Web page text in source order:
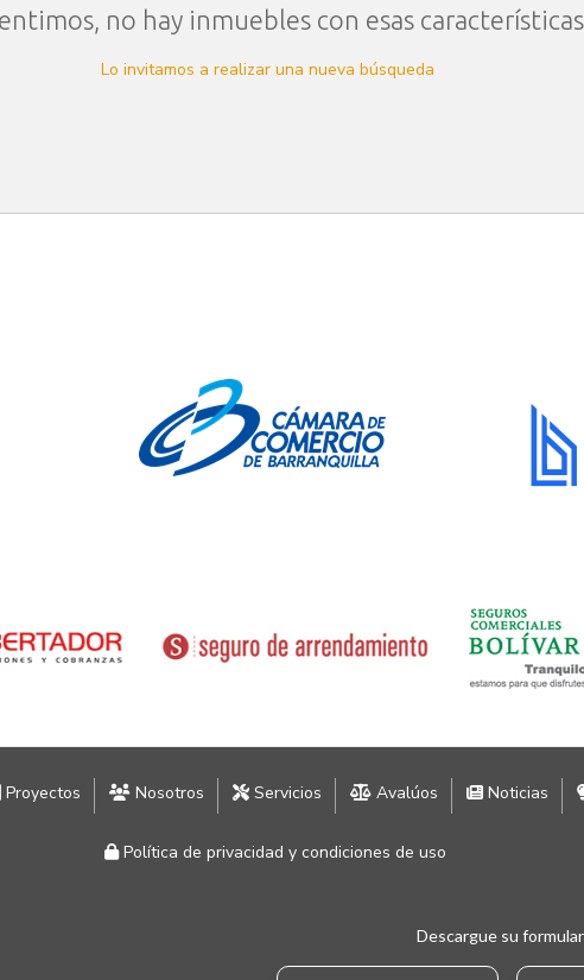
no hay inmuebles con esas características
Lo invitamos a realizar una nueva búsqueda
Proyectos Nosotros Servicios Avalúos Noticias
Política de privacidad y condiciones de uso
Descargue su